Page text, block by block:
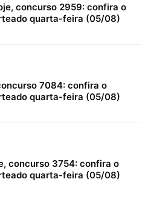
concurso 2959: confira o
quarta-feira (05/08)
7084: confira o
quarta-feira (05/08)
concurso 3754: confira o
quarta-feira (05/08)